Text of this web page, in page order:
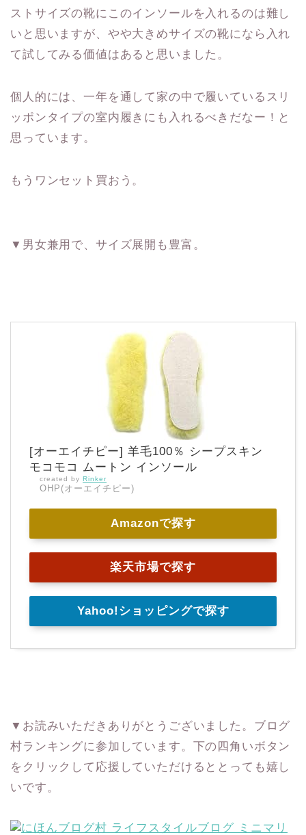
ストサイズの靴にこのインソールを入れるのは難し
いと思いますが、やや大きめサイズの靴になら入れ
て試してみる価値はあると思いました。
個人的には、一年を通して家の中で履いているスリ
ッポンタイプの室内履きにも入れるべきだなー！と
思っています。
もうワンセット買おう。
▼男女兼用で、サイズ展開も豊富。
[オーエイチピー] 羊毛100％ シープスキン
モコモコ ムートン インソール
created by Rinker
OHP(オーエイチピー)
Amazonで探す
楽天市場で探す
Yahoo!ショッピングで探す
▼お読みいただきありがとうございました。ブログ
村ランキングに参加しています。下の四角いボタン
をクリックして応援していただけるととっても嬉し
いです。